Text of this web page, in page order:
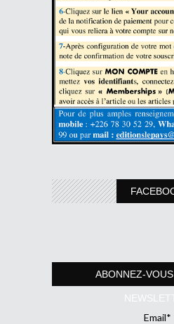
ABONNEZ-
Email*